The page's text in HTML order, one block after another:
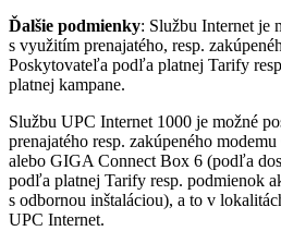
Ďalšie podmienky: Službu Internet je
s využitím prenajatého, resp.
Poskytovateľa podľa platnej Tarify
platnej kampane.
Službu UPC Internet 1000 je možné
prenajatého resp. zakúpeného
alebo GIGA Connect Box 6 (podľa
podľa platnej Tarify resp. podmienok
s odbornou inštaláciou), a to v
UPC Internet.